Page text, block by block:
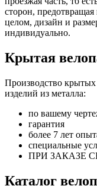
сторон,
целом, дизайн и
индивидуально.
Крытая
Производство крытых
изделий из металла:
по вашему
гарантия
более 7 лет
специальные
ПРИ ЗАКАЗЕ
Каталог